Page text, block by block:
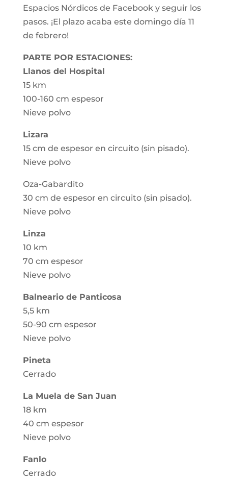
Espacios Nórdicos de Facebook y seguir los
pasos. ¡El plazo acaba este domingo día 11
de febrero!
PARTE POR ESTACIONES:
Llanos del Hospital
15 km
100-160 cm espesor
Nieve polvo
Lizara
15 cm de espesor en circuito (sin pisado).
Nieve polvo
Oza-Gabardito
30 cm de espesor en circuito (sin pisado).
Nieve polvo
Linza
10 km
70 cm espesor
Nieve polvo
Balneario de Panticosa
5,5 km
50-90 cm espesor
Nieve polvo
Pineta
Cerrado
La Muela de San Juan
18 km
40 cm espesor
Nieve polvo
Fanlo
Cerrado